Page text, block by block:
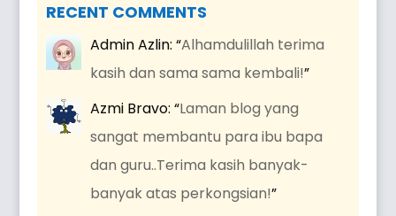
RECENT COMMENTS
Admin Azlin: “Alhamdulillah terima
kasih dan sama sama kembali!”
Azmi Bravo: “Laman blog yang
sangat membantu para ibu bapa
dan guru..Terima kasih banyak-
banyak atas perkongsian!”